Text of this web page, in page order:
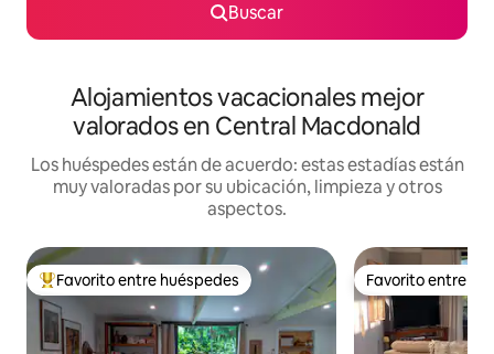
Buscar
Alojamientos vacacionales mejor
valorados en Central Macdonald
Los huéspedes están de acuerdo: estas estadías están
muy valoradas por su ubicación, limpieza y otros
aspectos.
Favorito entre huéspedes preferido
Favorito entre huéspedes Favorito entre
Favorito entre